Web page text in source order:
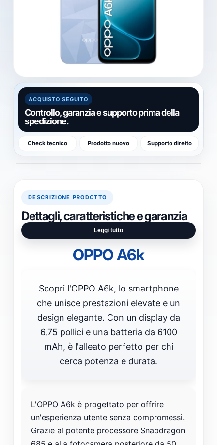
ACQUISTO SEGUITO
Controllo, garanzia e supporto prima della
spedizione.
Check tecnico Prodotto nuovo Supporto diretto
DESCRIZIONE PRODOTTO
Dettagli, caratteristiche e garanzia
Leggi tutto
OPPO A6k
Scopri l'OPPO A6k, lo smartphone
che unisce prestazioni elevate e un
design elegante. Con un display da
6,75 pollici e una batteria da 6100
mAh, è l'alleato perfetto per chi
cerca potenza e durata.
L'OPPO A6k è progettato per offrire
un'esperienza utente senza compromessi.
Grazie al potente processore Snapdragon